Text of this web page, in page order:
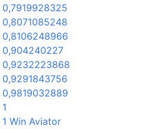
0,7919928325
0,8071085248
0,8106248966
0,904240227
0,9232223868
0,9291843756
0,9819032889
1
1 Win Aviator